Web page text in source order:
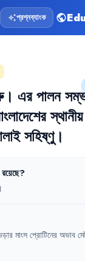
auto_awesomeপ্রশ্নব্যাংক public
। এর পালন
স্থানীয়
সহিষ্ণু।
রয়েছে?
।
মাংস প্রোটিনের অভাব